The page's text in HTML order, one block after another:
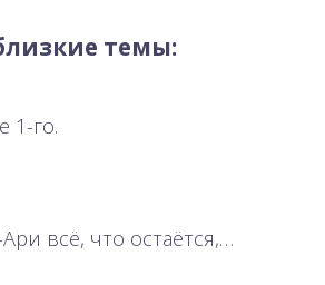
темы:
1-го.
всё, что остаётся,…